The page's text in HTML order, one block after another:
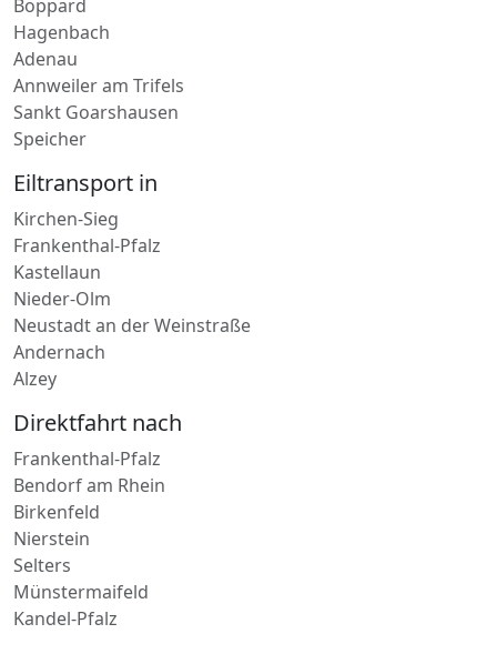
Boppard
Hagenbach
Adenau
Annweiler am Trifels
Sankt Goarshausen
Speicher
Eiltransport in
Kirchen-Sieg
Frankenthal-Pfalz
Kastellaun
Nieder-Olm
Neustadt an der Weinstraße
Andernach
Alzey
Direktfahrt nach
Frankenthal-Pfalz
Bendorf am Rhein
Birkenfeld
Nierstein
Selters
Münstermaifeld
Kandel-Pfalz